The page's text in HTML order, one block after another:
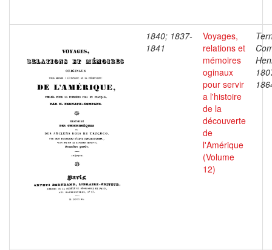
1840; 1837-
1841
Voyages,
relations et
mémoires
oginaux
pour servir
a l'histoire
de la
découverte
de
l'Amérique
(Volume
12)